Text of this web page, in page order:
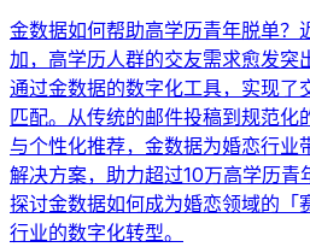
金数据如何帮助高学历青年脱单？
加，高学历人群的交友需求愈发突
通过金数据的数字化工具，实现了
匹配。从传统的邮件投稿到规范化
与个性化推荐，金数据为婚恋行业
解决方案，助力超过10万高学历青
探讨金数据如何成为婚恋领域的「
行业的数字化转型。